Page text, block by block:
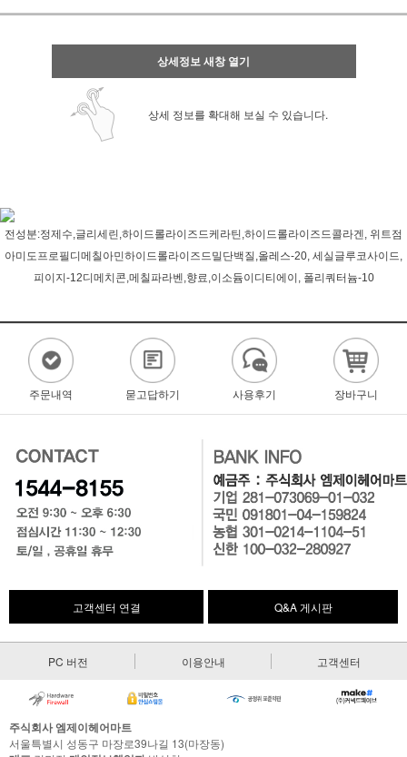
상세정보 새창 열기
상세 정보를 확대해 보실 수 있습니다.
전성분:정제수,글리세린,하이드롤라이즈드케라틴,하이드롤라이즈드콜라겐, 위트점
아미도프로필디메칠아민하이드롤라이즈드밀단백질,올레스-20, 세실글루코사이드,
피이지-12디메치콘,메칠파라벤,향료,이소듐이디티에이, 폴리쿼터늄-10
주문내역 묻고답하기 사용후기 장바구니
고객센터 연결 Q&A 게시판
PC 버전 이용안내 고객센터
주식회사 엠제이헤어마트
서울특별시 성동구 마장로39나길 13(마장동)